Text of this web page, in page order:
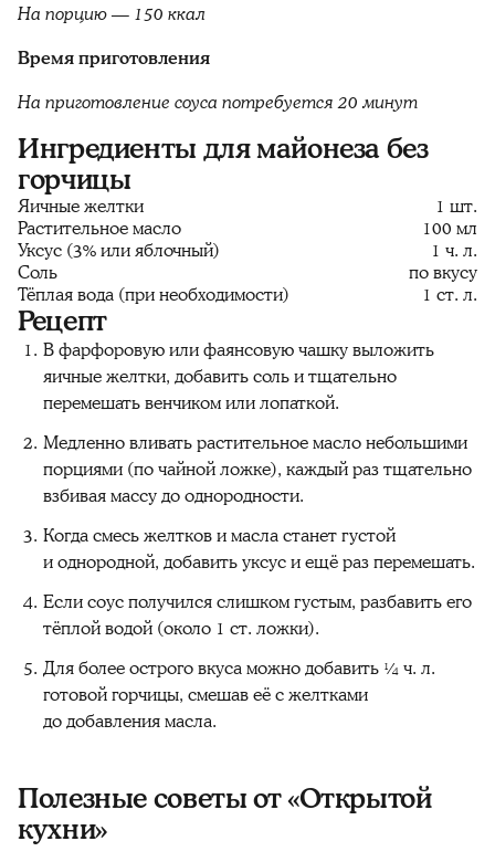
На порцию — 150 ккал
Время приготовления
На приготовление соуса потребуется 20 минут
Ингредиенты для майонеза без
горчицы
Яичные желтки
1 шт.
Растительное масло
100 мл
Уксус (3% или яблочный)
1 ч. л.
Соль
по вкусу
Тёплая вода (при необходимости)
1 ст. л.
Рецепт
В фарфоровую или фаянсовую чашку выложить
яичные желтки, добавить соль и тщательно
перемешать венчиком или лопаткой.
Медленно вливать растительное масло небольшими
порциями (по чайной ложке), каждый раз тщательно
взбивая массу до однородности.
Когда смесь желтков и масла станет густой
и однородной, добавить уксус и ещё раз перемешать.
Если соус получился слишком густым, разбавить его
тёплой водой (около 1 ст. ложки).
Для более острого вкуса можно добавить ¼ ч. л.
готовой горчицы, смешав её с желтками
до добавления масла.
Полезные советы от «Открытой
кухни»